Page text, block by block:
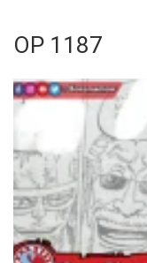
OP 1187